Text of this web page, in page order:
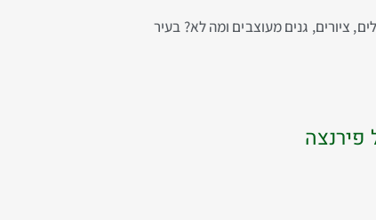
ציורים, גנים מעוצבים ומה לא? בעיר
פירנצה